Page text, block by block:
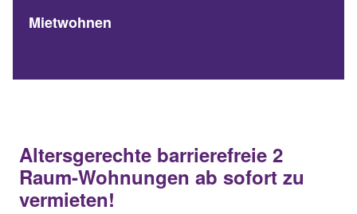
Mietwohnen
Altersgerechte barrierefreie 2
Raum-Wohnungen ab sofort zu
vermieten!